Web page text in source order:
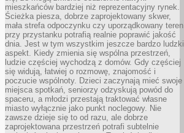
mieszkańców bardziej niż reprezentacyjny rynek.
Ścieżka piesza, dobrze zaprojektowany skwer,
mała strefa odpoczynku czy uporządkowany teren
przy przystanku potrafią realnie poprawić jakość
dnia. Jest w tym wszystkim jeszcze bardzo ludzki
aspekt. Kiedy zmienia się wspólna przestrzeń,
ludzie częściej wychodzą z domów. Gdy częściej
się widują, łatwiej o rozmowę, znajomość i
poczucie wspólnoty. Dzieci zaczynają mieć swoje
miejsca spotkań, seniorzy odzyskują powód do
spaceru, a młodzi przestają traktować własne
miasto wyłącznie jako punkt noclegowy. Nie
zawsze dzieje się to od razu, ale dobrze
zaprojektowana przestrzeń potrafi subtelnie